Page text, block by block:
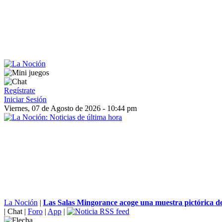
Regístrate
Iniciar Sesión
Viernes, 07 de Agosto de 2026 - 10:44 pm
La Noción | Las Salas Mingorance acoge una muestra pictórica
| Chat | Foro | App |